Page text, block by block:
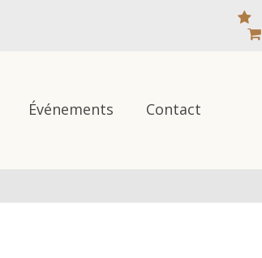
Événements Contact